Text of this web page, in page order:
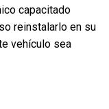
capacitado
reinstalarlo en su
vehículo sea